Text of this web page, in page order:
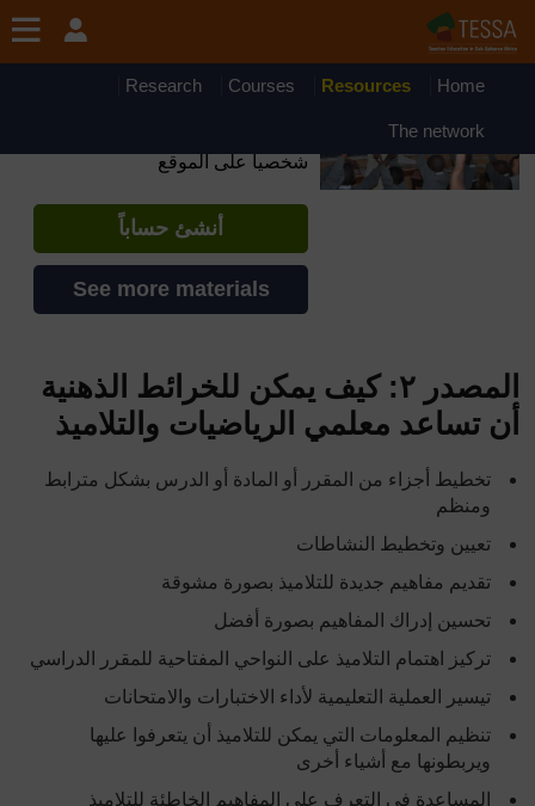
تجاوز إلى المحتوى الرئيسي
OpenLearn Create will be unavailable on Wednesday 12
August 2026 from 8am to 10.30am (GMT) due to routine
Home
Resources
Courses
Research
The network
شخصياً على الموقع
أنشئ حساباً
See more materials
المصدر ٢: كيف يمكن للخرائط الذهنية
أن تساعد معلمي الرياضيات والتلاميذ
تخطيط أجزاء من المقرر أو المادة أو الدرس بشكل مترابط
ومنظم
تعيين وتخطيط النشاطات
تقديم مفاهيم جديدة للتلاميذ بصورة مشوقة
تحسين إدراك المفاهيم بصورة أفضل
تركيز اهتمام التلاميذ على النواحي المفتاحية للمقرر الدراسي
تيسير العملية التعليمية لأداء الاختبارات والامتحانات
تنظيم المعلومات التي يمكن للتلاميذ أن يتعرفوا عليها
ويربطونها مع أشياء أخرى
المساعدة في التعرف على المفاهيم الخاطئة للتلاميذ